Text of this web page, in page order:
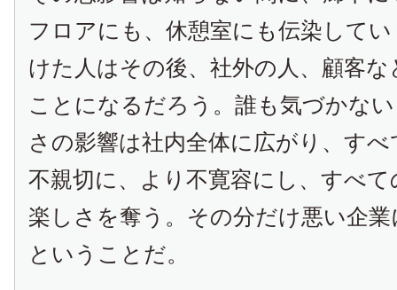
フロアにも、休憩室にも伝染して
けた人はその後、社外の人、顧客
ことになるだろう。誰も気づかな
さの影響は社内全体に広がり、す
不親切に、より不寛容にし、すべ
楽しさを奪う。その分だけ悪い企
ということだ。